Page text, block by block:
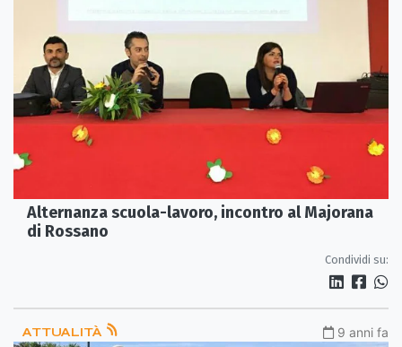
Alternanza scuola-lavoro, incontro al Majorana
di Rossano
Condividi su:
ATTUALITÀ 9 anni fa